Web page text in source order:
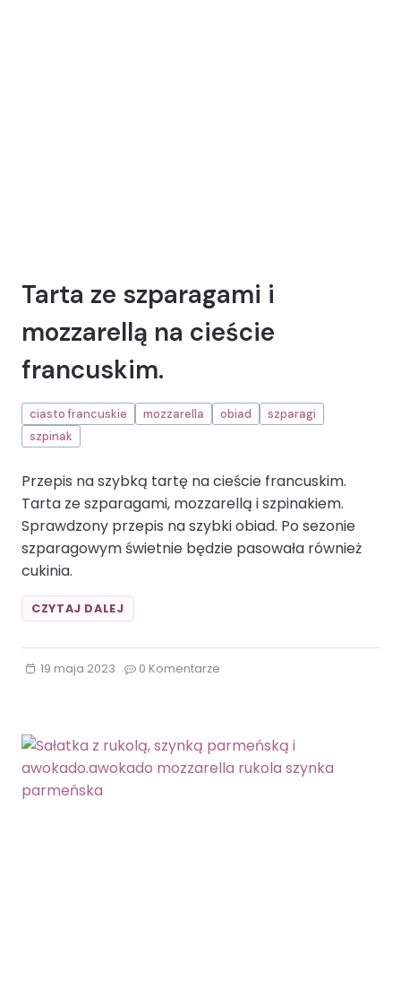
Tarta ze szparagami i
mozzarellą na cieście
francuskim.
ciasto francuskie mozzarella obiad
szparagi
szpinak
Przepis na szybką tartę na cieście francuskim.
Tarta ze szparagami, mozzarellą i szpinakiem.
Sprawdzony przepis na szybki obiad. Po sezonie
szparagowym świetnie będzie pasowała również
cukinia.
CZYTAJ DALEJTARTA
ZE
MOZZARELLĄ
FRANCUSKIE
MOZZARELLA
19 maja 2023 0 Komentarze